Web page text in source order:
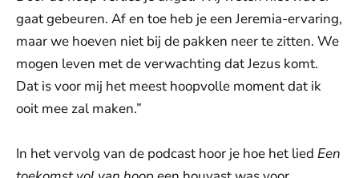
gaat gebeuren. Af en toe heb je een Jeremia-ervaring,
maar we hoeven niet bij de pakken neer te zitten. We
mogen leven met de verwachting dat Jezus komt.
Dat is voor mij het meest hoopvolle moment dat ik
ooit mee zal maken.”
In het vervolg van de podcast hoor je hoe het lied Een